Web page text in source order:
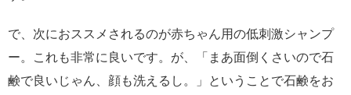
で、次におススメされるのが赤ちゃん用の低刺激シャンプ
ー。これも非常に良いです。が、「まあ面倒くさいので石
鹸で良いじゃん、顔も洗えるし。」ということで石鹸をお